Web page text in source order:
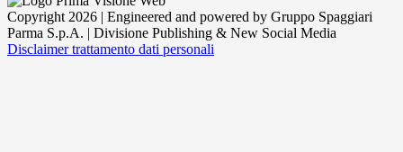
Copyright 2026 | Engineered and powered by Gruppo Spaggiari
Parma S.p.A. | Divisione Publishing & New Social Media
Disclaimer trattamento dati personali